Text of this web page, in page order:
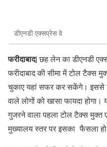
डीएनडी एक्सप्रेस वे
फरीदाबाद|छह लेन का डीएनडी
फरीदाबाद की सीमा में टोल टैक्स
चुकाए यहां सफर कर सकेंगे। इससे
वाले लोगों को खासा फायदा
गुजरने वाला पहला टोल टैक्स
मुख्यालय स्तर पर इसका फैसला